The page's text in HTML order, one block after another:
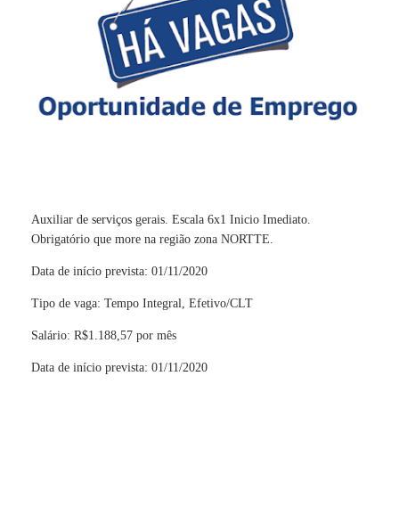
Auxiliar de serviços gerais. Escala 6x1 Inicio Imediato.
Obrigatório que more na região zona NORTTE.
Data de início prevista: 01/11/2020
Tipo de vaga: Tempo Integral, Efetivo/CLT
Salário: R$1.188,57 por mês
Data de início prevista: 01/11/2020